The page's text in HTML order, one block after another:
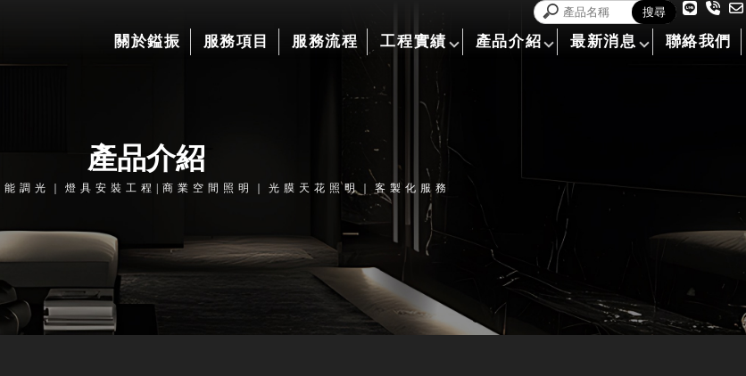
關於鎰振 服務項目 服務流程 工程實績 產品介紹 最新消息 聯絡我們
產品介紹